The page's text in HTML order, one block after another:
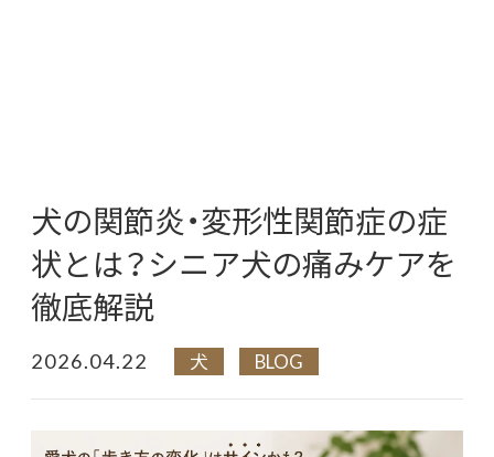
犬の関節炎・変形性関節症の症
状とは？シニア犬の痛みケアを
徹底解説
2026.04.22 犬 BLOG